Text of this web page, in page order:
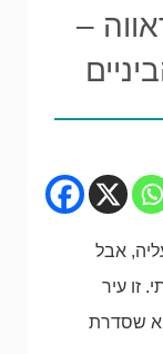
–
אבל
זו עיר
שסדרת